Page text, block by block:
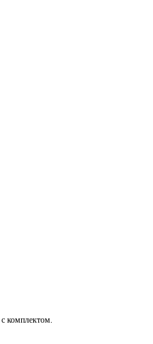
комплектом.